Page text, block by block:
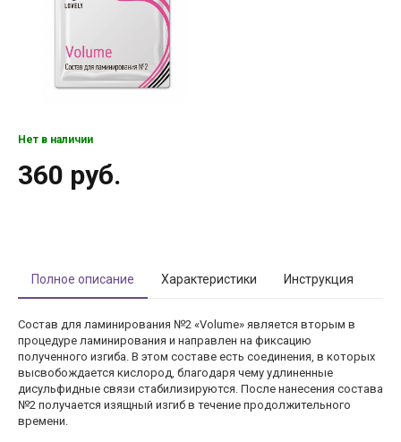
Нет в наличии
360 руб.
Полное описание Характеристики Инструкция
Состав для ламинирования №2 «Volume» является вторым в
процедуре ламинирования и направлен на фиксацию
полученного изгиба. В этом составе есть соединения, в которых
высвобождается кислород, благодаря чему удлиненные
дисульфидные связи стабилизируются. После нанесения состава
№2 получается изящный изгиб в течение продолжительного
времени.